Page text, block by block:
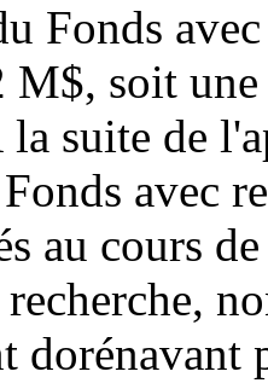
Fonds
M$, soit
suite de
avec
au cours
dorénavant